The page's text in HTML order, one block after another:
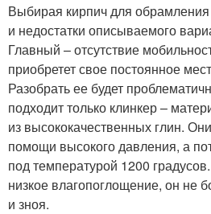
Выбирая кирпич для обрамления
и недостатки описываемого
Главный – отсутствие
приобретет свое постоянное
Разобрать ее будет
подходит только клинкер –
из высококачественных глин.
помощи высокого давления, а
под температурой 1200
низкое влагопоглощение, он не
и зноя.